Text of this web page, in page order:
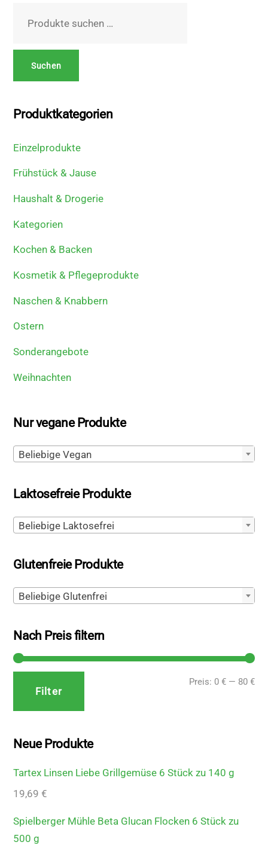
nach:
Suchen
Produktkategorien
Einzelprodukte
Frühstück & Jause
Haushalt & Drogerie
Kategorien
Kochen & Backen
Kosmetik & Pflegeprodukte
Naschen & Knabbern
Ostern
Sonderangebote
Weihnachten
Nur vegane Produkte
Beliebige Vegan
Laktosefreie Produkte
Beliebige Laktosefrei
Glutenfreie Produkte
Beliebige Glutenfrei
Nach Preis filtern
Filter
Preis: 0 €— 80 €
Neue Produkte
Tartex Linsen Liebe Grillgemüse 6 Stück zu 140 g
19,69€
Spielberger Mühle Beta Glucan Flocken 6 Stück zu
500 g